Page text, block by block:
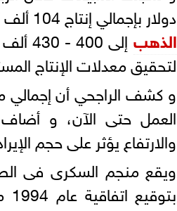
دولار بإجمالي إنتاج 104 ألف أوقية، و تستهدف الشركة الوصول بحجم
الذهب
لتحقيق معدلات الإنتاج
العمل حتى الآن، و
والارتفاع يؤثر على حجم
ويقع منجم السكرى فى